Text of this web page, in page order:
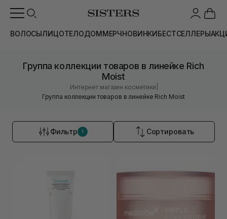
ВОЛОСЫЛИЦОТЕЛОДОММЕРЧНОВИНКИБЕСТСЕЛЛЕРЫ
Группа коллекции товаров в линейке Rich
Moist
Интернет магазин косметики
Группа коллекции товаров в линейке Rich Moist
Фильтр 1 Сортировать